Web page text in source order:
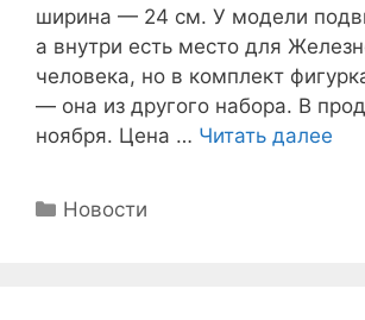
ширина — 24 см. У модели
а внутри есть место для
человека, но в комплект
— она из другого набора. В
ноября. Цена … Читать далее
Рубрики
Новости